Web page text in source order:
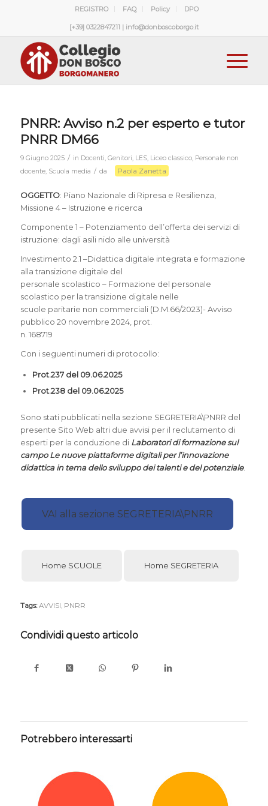
REGISTRO FAQ Policy DPO
[+39] 0322847211 | info@donboscoborgo.it
PNRR: Avviso n.2 per esperto e tutor
PNRR DM66
9 Giugno 2025 / in Docenti, Genitori, LES, Liceo classico, Personale non
docente, Scuola media / da Paola Zanetta
OGGETTO: Piano Nazionale di Ripresa e Resilienza,
Missione 4 – Istruzione e ricerca
Componente 1 – Potenziamento dell’offerta dei servizi di
istruzione: dagli asili nido alle università
Investimento 2.1 –Didattica digitale integrata e formazione
alla transizione digitale del
personale scolastico – Formazione del personale
scolastico per la transizione digitale nelle
scuole paritarie non commerciali (D.M.66/2023)- Avviso
pubblico 20 novembre 2024, prot.
n. 168719
Con i seguenti numeri di protocollo:
Prot.237 del 09.06.2025
Prot.238 del 09.06.2025
Sono stati pubblicati nella sezione SEGRETERIA\PNRR del
presente Sito Web altri due avvisi per il reclutamento di
esperti per la conduzione di Laboratori di formazione sul
campo Le nuove piattaforme digitali per l’innovazione
didattica in tema dello sviluppo dei talenti e del potenziale.
VAI alla sezione SEGRETERIA\PNRR
Home SCUOLE Home SEGRETERIA
Tags: AVVISI, PNRR
Condividi questo articolo
Potrebbero interessarti